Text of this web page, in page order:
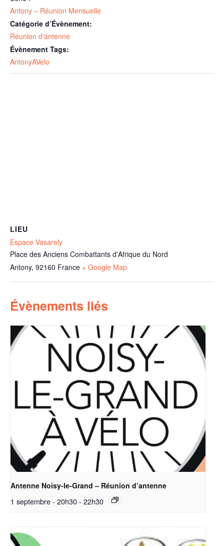
Antony – Réunion Mensuelle
Catégorie d’Évènement:
Réunion d'antenne
Évènement Tags:
AntonyAVelo
LIEU
Espace Vasarely
Place des Anciens Combattants d'Afrique du Nord
Antony, 92160 France + Google Map
Évènements liés
Antenne Noisy-le-Grand – Réunion d’antenne
1 septembre - 20h30- 22h30